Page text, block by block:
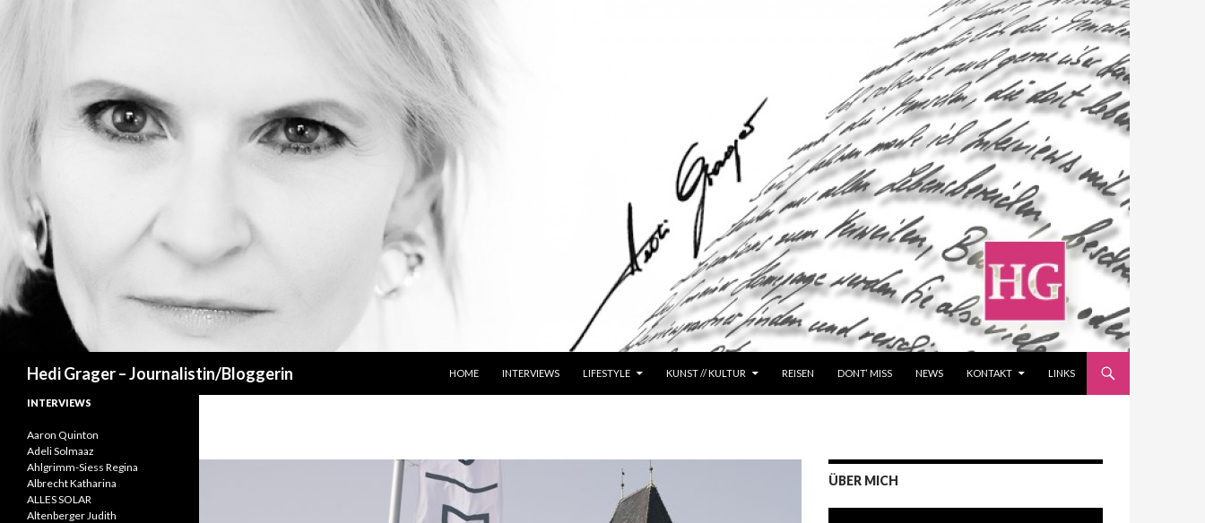
Hedi Grager – Journalistin/Bloggerin
HOME
INTERVIEWS LIFESTYLE KUNST // KULTUR REISEN DONT‘ MISS NEWS KONTAKT LINKS
ÜBER MICH
INTERVIEWS
Aaron Quinton
Adeli Solmaaz
Ahlgrimm-Siess Regina
Albrecht Katharina
ALLES SOLAR
Altenberger Judith